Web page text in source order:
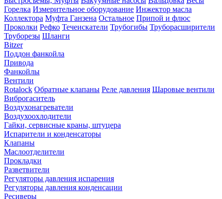
Горелка Измерительное оборудование Инжектор масла
Коллектора Муфта Ганзена Остальное Припой и флюс
Проколки Рефко Течеискатели Трубогибы Труборасширители
Труборезы Шланги
Bitzer
Поддон фанкойла
Привода
Фанкойлы
Вентили
Rotalock Обратные клапаны Реле давления Шаровые вентили
Виброгаситель
Воздухонагреватели
Воздухоохлодители
Гайки, сервисные краны, штуцера
Испарители и конденсаторы
Клапаны
Маслоотделители
Прокладки
Разветвители
Регуляторы давления испарения
Регуляторы давления конденсации
Ресиверы